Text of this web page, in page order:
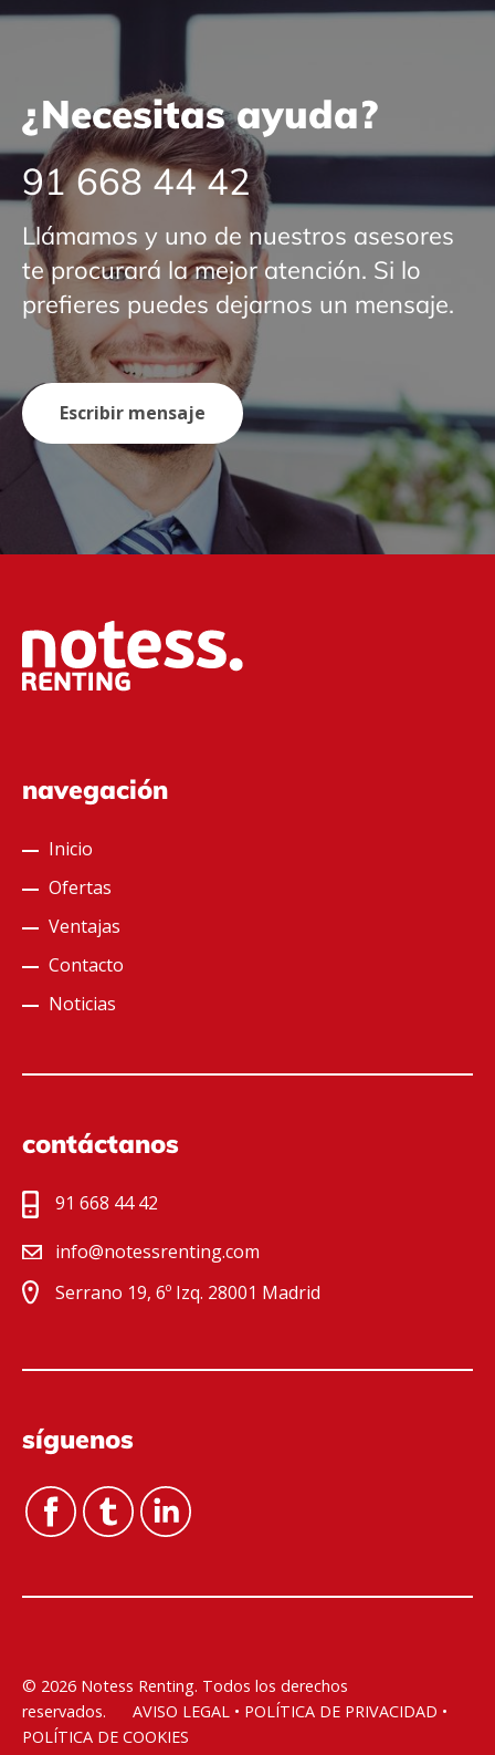
¿Necesitas ayuda?
91 668 44 42
Llámamos y uno de nuestros asesores
te procurará la mejor atención. Si lo
prefieres puedes dejarnos un mensaje.
Escribir mensaje
navegación
Inicio
Ofertas
Ventajas
Contacto
Noticias
contáctanos
91 668 44 42
info@notessrenting.com
Serrano 19, 6º Izq. 28001 Madrid
síguenos
© 2026 Notess Renting. Todos los derechos
reservados. AVISO LEGAL • POLÍTICA DE PRIVACIDAD •
POLÍTICA DE COOKIES